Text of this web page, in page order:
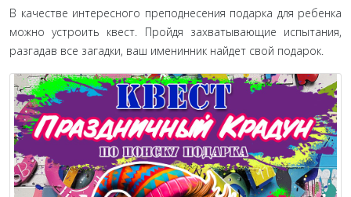
В качестве интересного преподнесения подарка для ребенка
можно устроить квест. Пройдя захватывающие испытания,
разгадав все загадки, ваш именинник найдет свой подарок.